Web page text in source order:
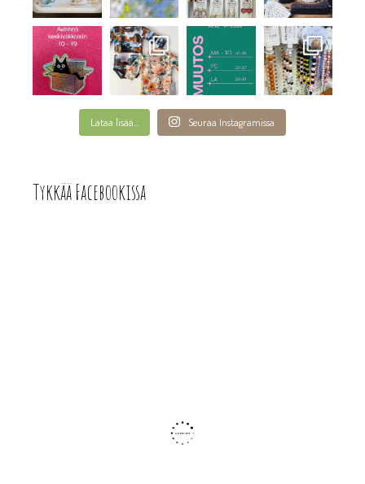
Lataa lisää... Seuraa Instagramissa
Tykkää Facebookissa